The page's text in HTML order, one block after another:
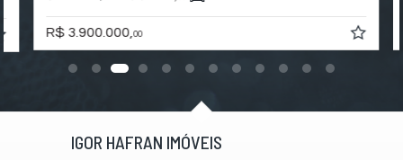
Brinquedoteca
Automação Predial
Piscina Infantil
R$ 3.900.000,00
IGOR HAFRAN IMÓVEIS